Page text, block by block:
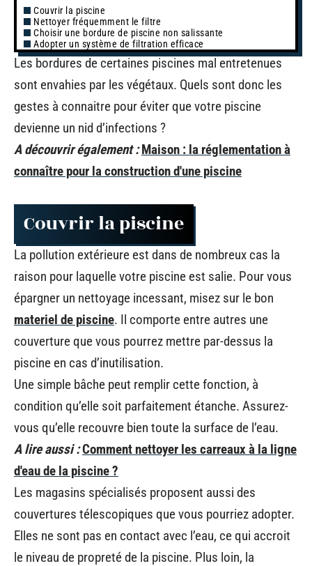
Couvrir la piscine
Nettoyer fréquemment le filtre
Choisir une bordure de piscine non salissante
Adopter un système de filtration efficace
Les bordures de certaines piscines mal entretenues
sont envahies par les végétaux. Quels sont donc les
gestes à connaitre pour éviter que votre piscine
devienne un nid d’infections ?
A découvrir également : Maison : la réglementation à
connaître pour la construction d'une piscine
Couvrir la piscine
La pollution extérieure est dans de nombreux cas la
raison pour laquelle votre piscine est salie. Pour vous
épargner un nettoyage incessant, misez sur le bon
materiel de piscine. Il comporte entre autres une
couverture que vous pourrez mettre par-dessus la
piscine en cas d’inutilisation.
Une simple bâche peut remplir cette fonction, à
condition qu’elle soit parfaitement étanche. Assurez-
vous qu’elle recouvre bien toute la surface de l’eau.
A lire aussi :Comment nettoyer les carreaux à la ligne
d'eau de la piscine ?
Les magasins spécialisés proposent aussi des
couvertures télescopiques que vous pourriez adopter.
Elles ne sont pas en contact avec l’eau, ce qui accroit
le niveau de propreté de la piscine. Plus loin, la